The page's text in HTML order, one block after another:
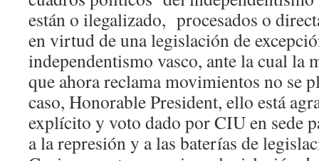
están o ilegalizado, procesados o
en virtud de una legislación de
independentismo vasco, ante la cual la
que ahora reclama movimientos no se
caso, Honorable President, ello está
explícito y voto dado por CIU en sede
a la represión y a las baterías de